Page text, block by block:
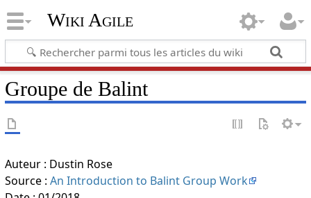
Wiki Agile
Groupe de Balint
Auteur : Dustin Rose
Source : An Introduction to Balint Group Work